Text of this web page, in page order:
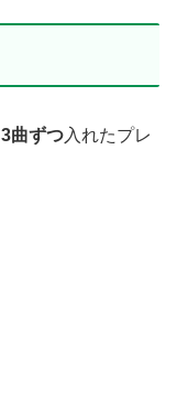
3曲ずつ入れたプレ